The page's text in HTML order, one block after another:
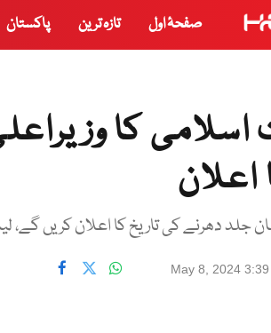
صفحۂ اول تازہ ترین پاکستان
کا
اعلان
جلد دھرنے کی تاریخ کا اعلان کریں گے،
May 8, 2024 3:39